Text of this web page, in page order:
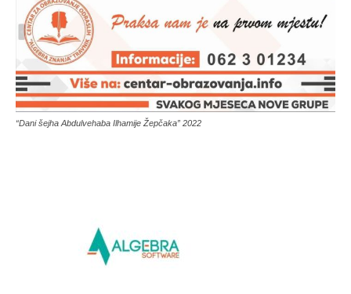
“Dani šejha Abdulvehaba Ilhamije Žepčaka” 2022